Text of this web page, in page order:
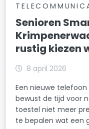
Senioren
rustig kiezen
8 april 2026
Een nieuwe
bewust de tijd voor
toestel niet meer
te bepalen wat een